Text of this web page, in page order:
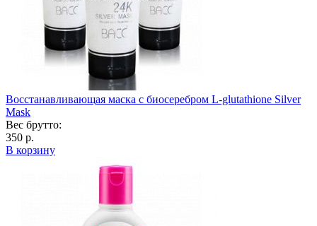
Восстанавливающая маска с биосеребром L-glutathione Silver
Mask
Вес брутто:
350 р.
В корзину